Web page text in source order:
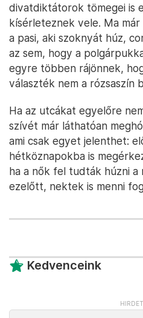
divatdiktátorok tömegei is
kísérleteznek vele. Ma
a pasi, aki szoknyát húz,
az sem, hogy a
egyre többen rájönnek,
választék nem a rózsaszín
Ha az utcákat egyelőre
szívét már láthatóan
ami csak egyet jelenthet:
hétköznapokba is
ha a nők fel tudták húzni a
ezelőtt, nektek is menni
Kedvenceink